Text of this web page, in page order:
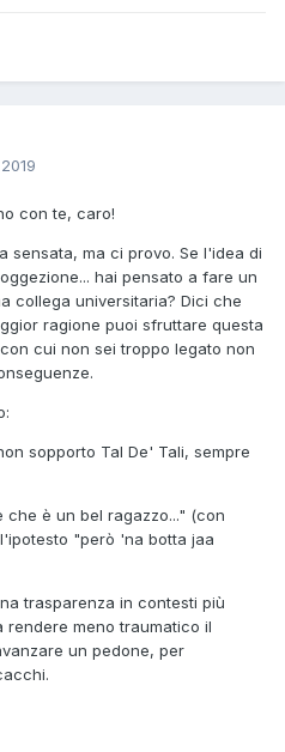
con te, caro!
sensata, ma ci provo. Se l'idea di
hai pensato a fare un
collega universitaria? Dici che
ragione puoi sfruttare questa
cui non sei troppo legato non
sopporto Tal De' Tali, sempre
è un bel ragazzo..." (con
"però 'na botta jaa
trasparenza in contesti più
meno traumatico il
un pedone, per